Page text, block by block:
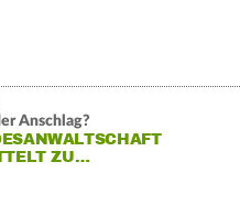
Anschlag?
ZU…